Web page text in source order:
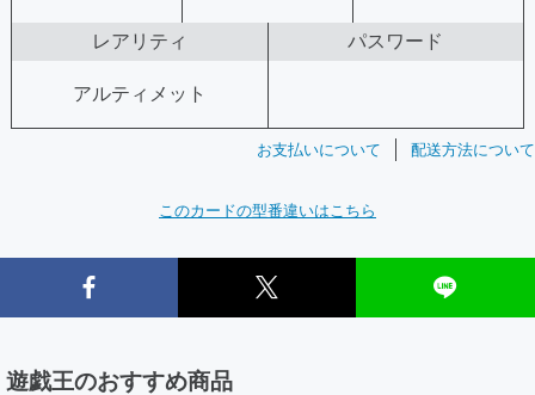
レアリティ パスワード
アルティメット
お支払いについて 配送方法について
このカードの型番違いはこちら
遊戯王のおすすめ商品